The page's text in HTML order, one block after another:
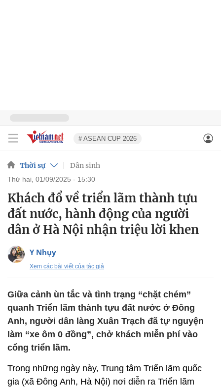
# ASEAN CUP 2026
Thời sự Dân sinh
thứ hai, 01/09/2025 - 15:30
Khách đổ về triển lãm thành tựu
đất nước, hành động của người
dân ở Hà Nội nhận triệu lời khen
Y Nhụy
Xem các bài viết của tác giả
Giữa cảnh ùn tắc và tình trạng “chặt chém”
quanh Triển lãm thành tựu đất nước ở Đông
Anh, người dân làng Xuân Trạch đã tự nguyện
làm “xe ôm 0 đồng”, chở khách miễn phí vào
cổng triển lãm.
Trong những ngày này, Trung tâm Triển lãm quốc
gia (xã Đông Anh, Hà Nội) nơi diễn ra Triển lãm